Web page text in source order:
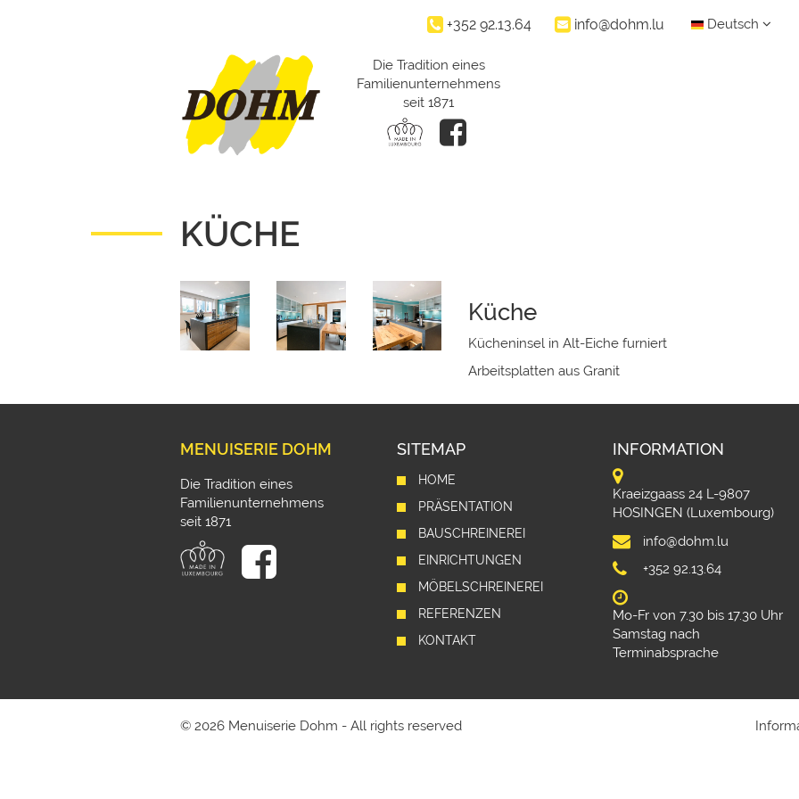
+352 92.13.64 info@dohm.lu Deutsch
Die Tradition eines
Familienunternehmens
seit 1871
KÜCHE
Küche
Kücheninsel in Alt-Eiche furniert
Arbeitsplatten aus Granit
MENUISERIE DOHM
Die Tradition eines
Familienunternehmens
seit 1871
SITEMAP
HOME
PRÄSENTATION
BAUSCHREINEREI
EINRICHTUNGEN
MÖBELSCHREINEREI
REFERENZEN
KONTAKT
INFORMATION
Kraeizgaass 24 L-9807
HOSINGEN (Luxembourg)
info@dohm.lu
+352 92.13.64
Mo-Fr von 7.30 bis 17.30 Uhr
Samstag nach
Terminabsprache
© 2026 Menuiserie Dohm - All rights reserved